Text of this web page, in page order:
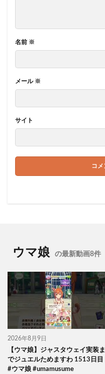
名前 ※
メール ※
サイト
ウマ娘 の最新動画8件
2026年8月9日
【ウマ娘】ジャスタウェイ実装ま
でジュエルためますわ 1513日目
#ウマ娘 #umamusume